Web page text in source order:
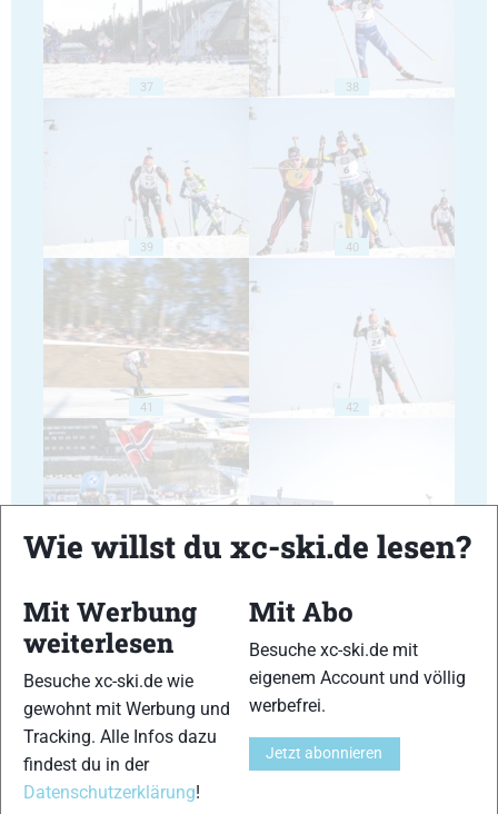
37 38
39 40
41 42
45
Wie willst du xc-ski.de lesen?
Mit Werbung
weiterlesen
Besuche xc-ski.de wie
gewohnt mit Werbung und
Tracking. Alle Infos dazu
findest du in der
Datenschutzerklärung!
Mit Abo
Besuche xc-ski.de mit
eigenem Account und völlig
werbefrei.
Jetzt abonnieren